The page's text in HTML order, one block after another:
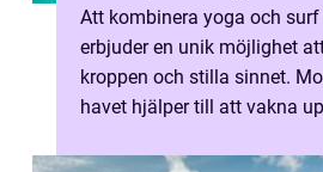
Att kombinera yoga och
erbjuder en unik möjlighet
kroppen och stilla sinnet.
havet hjälper till att vakna